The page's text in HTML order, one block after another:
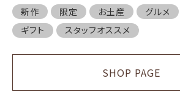
新作 限定 お土産 グルメ
ギフト
スタッフオススメ
SHOP PAGE